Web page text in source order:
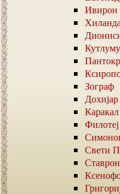
Ивирон
Зограф
Дохијар
Каракал
Филотеј
Свети